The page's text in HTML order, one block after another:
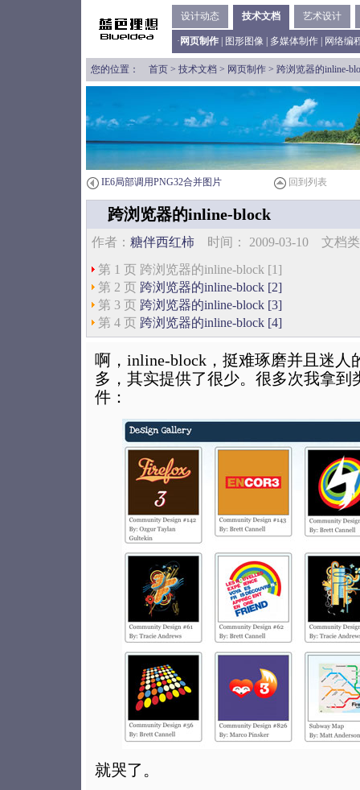
设计动态 技术文档 艺术设计
· 网页制作 图形图像 多媒体制作 网络编
您的位置： 首页 > 技术文档 > 网页制作 > 跨浏览器的inline-
IE6局部调用PNG32合并图片 回到列表
跨浏览器的inline-block
作者： 糖伴西红柿 时间： 2009-03-10 文档
第 1 页 跨浏览器的inline-block [1]
第 2 页 跨浏览器的inline-block [2]
第 3 页 跨浏览器的inline-block [3]
第 4 页 跨浏览器的inline-block [4]
啊，inline-block，挺难琢磨并且迷人
多，其实提供了很少。很多次我拿到
件：
就哭了。